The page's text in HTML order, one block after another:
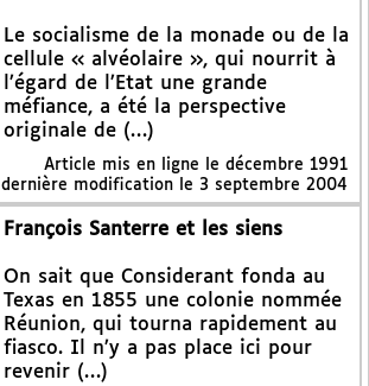
Le socialisme de la monade ou de la
cellule « alvéolaire », qui nourrit à
l’égard de l’Etat une grande
méfiance, a été la perspective
originale de (…)
Article mis en ligne le décembre 1991
dernière modification le 3 septembre 2004
François Santerre et les siens
On sait que Considerant fonda au
Texas en 1855 une colonie nommée
Réunion, qui tourna rapidement au
fiasco. Il n’y a pas place ici pour
revenir (…)